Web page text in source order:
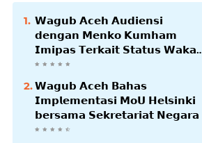
𝗪𝗮𝗴𝘂𝗯 𝗔𝗰𝗲𝗵 𝗔𝘂𝗱𝗶𝗲𝗻𝘀𝗶
𝗱𝗲𝗻𝗴𝗮𝗻 𝗠𝗲𝗻𝗸𝗼 𝗞𝘂𝗺𝗵𝗮𝗺
𝗜𝗺𝗶𝗽𝗮𝘀 𝗧𝗲𝗿𝗸𝗮𝗶𝘁 𝗦𝘁𝗮𝘁𝘂𝘀 𝗪𝗮𝗸𝗮𝗳
𝗕𝗹𝗮𝗻𝗴𝗽𝗮𝗱𝗮𝗻𝗴
𝗪𝗮𝗴𝘂𝗯 𝗔𝗰𝗲𝗵 𝗕𝗮𝗵𝗮𝘀
𝗜𝗺𝗽𝗹𝗲𝗺𝗲𝗻𝘁𝗮𝘀𝗶 𝗠𝗼𝗨 𝗛𝗲𝗹𝘀𝗶𝗻𝗸𝗶
𝗯𝗲𝗿𝘀𝗮𝗺𝗮 𝗦𝗲𝗸𝗿𝗲𝘁𝗮𝗿𝗶𝗮𝘁 𝗡𝗲𝗴𝗮𝗿𝗮